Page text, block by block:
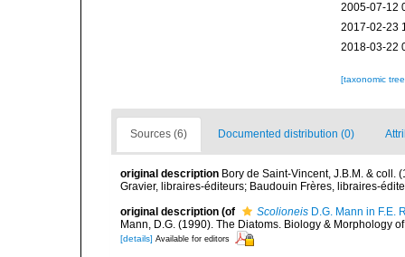
2005-07-12
2017-02-23
2018-03-22
[taxonomic
Sources (6) Documented distribution (0)
original description Bory de Saint-Vincent, J.B.M. &
Gravier, libraires-éditeurs; Baudouin Frères, libraires-
original description (of Scolioneis D.G. Mann in F.E.
Mann, D.G. (1990). The Diatoms. Biology & Morphology
[details] Available for editors